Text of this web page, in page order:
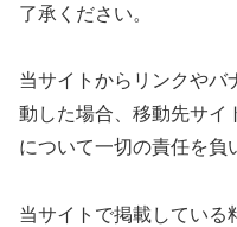
了承ください。
当サイトからリンクやバ
動した場合、移動先サイ
について一切の責任を負
当サイトで掲載している